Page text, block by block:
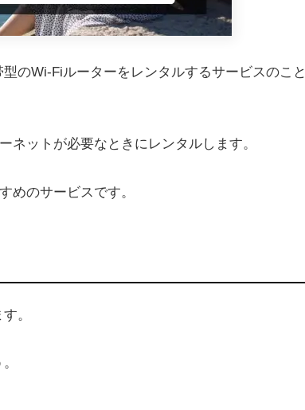
のWi-Fiルーターをレンタルするサービスのこと
ネットが必要なときにレンタルします。
めのサービスです。
。